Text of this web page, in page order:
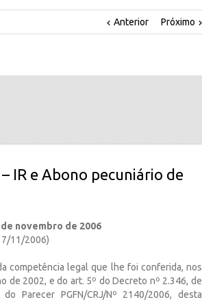
Anterior Próximo
IR e Abono pecuniário de
novembro de 2006
11/2006)
da competência legal que lhe foi conferida, nos
de 2002, e do art. 5º do Decreto nº 2.346, de
Parecer PGFN/CRJ/Nº 2140/2006, desta